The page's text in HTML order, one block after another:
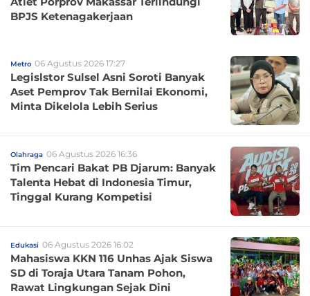
BPJS Ketenagakerjaan
Metro 06 Agustus 2026 17:27
Legislstor Sulsel Asni Soroti Banyak
Aset Pemprov Tak Bernilai Ekonomi,
Minta Dikelola Lebih Serius
Olahraga 06 Agustus 2026 16:36
Tim Pencari Bakat PB Djarum: Banyak
Talenta Hebat di Indonesia Timur,
Tinggal Kurang Kompetisi
Edukasi 06 Agustus 2026 16:02
Mahasiswa KKN 116 Unhas Ajak Siswa
SD di Toraja Utara Tanam Pohon,
Rawat Lingkungan Sejak Dini